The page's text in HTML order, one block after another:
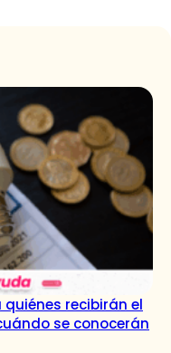
quiénes recibirán el
se conocerán